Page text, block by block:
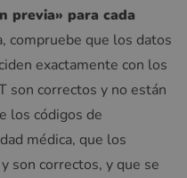
previa» para cada
compruebe que los datos
exactamente con los
son correctos y no están
los códigos de
médica, que los
son correctos, y que se